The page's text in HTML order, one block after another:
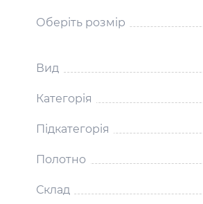
Оберіть розмір
Вид
Категорія
Підкатегорія
Полотно
Склад